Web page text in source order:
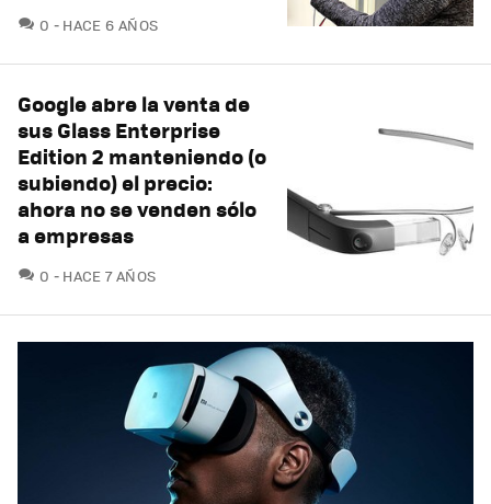
0 COMENTARIOS
HACE 6 AÑOS
Google abre la venta de
sus Glass Enterprise
Edition 2 manteniendo (o
subiendo) el precio:
ahora no se venden sólo
a empresas
0 COMENTARIOS
HACE 7 AÑOS